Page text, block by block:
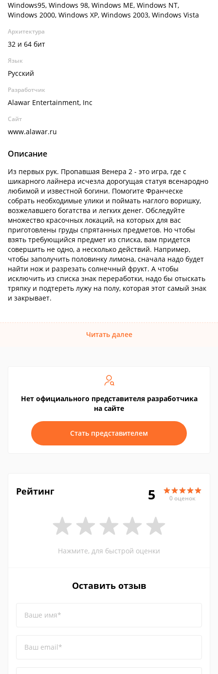
Windows95, Windows 98, Windows ME, Windows NT,
Windows 2000, Windows XP, Windows 2003, Windows Vista
Архитектура
32 и 64 бит
Язык
Русский
Разработчик
Alawar Entertainment, Inc
Сайт
www.alawar.ru
Описание
Из первых рук. Пропавшая Венера 2 - это игра, где с
шикарного лайнера исчезла дорогущая статуя всенародно
любимой и известной богини. Помогите Франческе
собрать необходимые улики и поймать наглого воришку,
возжелавшего богатства и легких денег. Обследуйте
множество красочных локаций, на которых для вас
приготовлены груды спрятанных предметов. Но чтобы
взять требующийся предмет из списка, вам придется
совершить не одно, а несколько действий. Например,
чтобы заполучить половинку лимона, сначала надо будет
найти нож и разрезать солнечный фрукт. А чтобы
исключить из списка знак переработки, надо бы отыскать
тряпку и подтереть лужу на полу, которая этот самый знак
и закрывает.
Читать далее
Нет официального представителя разработчика
на сайте
Стать представителем
Рейтинг 5 0 оценок
Нажмите, для быстрой оценки
Оставить отзыв
Ваше имя*
Ваш email*